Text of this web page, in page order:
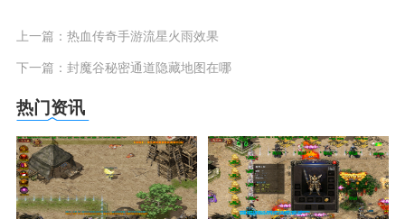
上一篇： 热血传奇手游流星火雨效果
下一篇： 封魔谷秘密通道隐藏地图在哪
热门资讯